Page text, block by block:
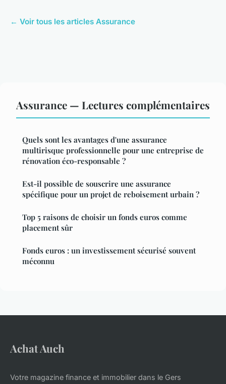
← Voir tous les articles Assurance
Assurance — Lectures complémentaires
Quels sont les avantages d'une assurance
multirisque professionnelle pour une entreprise de
rénovation éco-responsable ?
Est-il possible de souscrire une assurance
spécifique pour un projet de reboisement urbain ?
Top 5 raisons de choisir un fonds euros comme
placement sûr
Fonds euros : un investissement sécurisé souvent
méconnu
Achat Auch
Votre magazine finance et immobilier dans le Gers